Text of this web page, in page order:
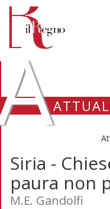
Siria -
paura non
M.E. Gandolfi